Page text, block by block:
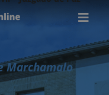
Marchamalo